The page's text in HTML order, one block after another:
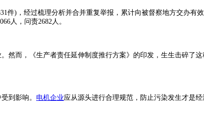
)，经过梳理分析并合并重复举报，累计向被督察地方交办有效
人，问责2682人。
而，《生产者责任延伸制度推行方案》的印发，生生击碎了
到影响。 电机企业应从源头进行合理规范，防止污染发生才是